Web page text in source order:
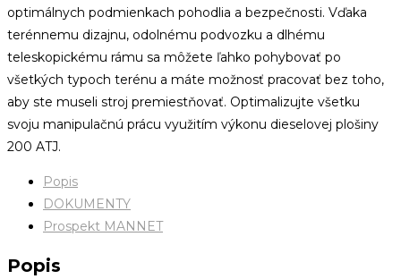
optimálnych podmienkach pohodlia a bezpečnosti. Vďaka
terénnemu dizajnu, odolnému podvozku a dlhému
teleskopickému rámu sa môžete ľahko pohybovať po
všetkých typoch terénu a máte možnosť pracovať bez toho,
aby ste museli stroj premiestňovať. Optimalizujte všetku
svoju manipulačnú prácu využitím výkonu dieselovej plošiny
200 ATJ.
Popis
DOKUMENTY
Prospekt MANNET
Popis